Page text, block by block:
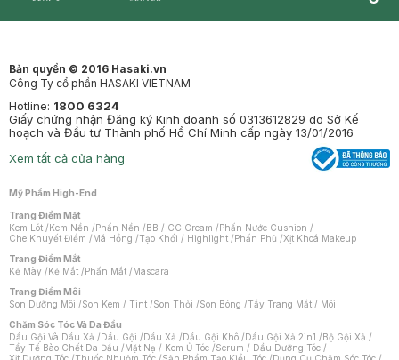
Bản quyền © 2016 Hasaki.vn
Công Ty cổ phần HASAKI VIETNAM
Hotline: 1800 6324
Giấy chứng nhận Đăng ký Kinh doanh số 0313612829 do Sở Kế
hoạch và Đầu tư Thành phố Hồ Chí Minh cấp ngày 13/01/2016
Xem tất cả cửa hàng
Mỹ Phẩm High-End
Trang Điểm Mặt
Kem Lót /Kem Nền /Phấn Nền /BB / CC Cream /Phấn Nước Cushion /
Che Khuyết Điểm /Má Hồng /Tạo Khối / Highlight /Phấn Phủ /Xịt Khoá Makeup
Trang Điểm Mắt
Kẻ Mày /Kẻ Mắt /Phấn Mắt /Mascara
Trang Điểm Môi
Son Dưỡng Môi /Son Kem / Tint /Son Thỏi /Son Bóng /Tẩy Trang Mắt / Môi
Chăm Sóc Tóc Và Da Đầu
Dầu Gội Và Dầu Xả /Dầu Gội /Dầu Xả /Dầu Gội Khô /Dầu Gội Xả 2in1 /Bộ Gội Xả /
Tẩy Tế Bào Chết Da Đầu /Mặt Nạ / Kem Ủ Tóc /Serum / Dầu Dưỡng Tóc /